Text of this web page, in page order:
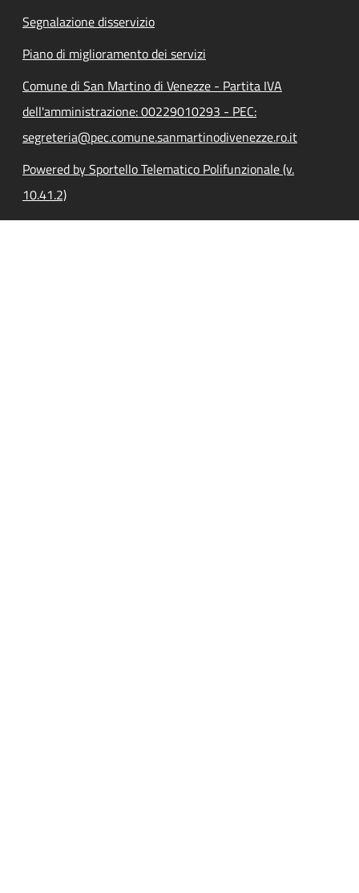
Segnalazione disservizio
Piano di miglioramento dei servizi
Comune di San Martino di Venezze - Partita IVA
dell'amministrazione: 00229010293 - PEC:
segreteria@pec.comune.sanmartinodivenezze.ro.it
Powered by Sportello Telematico Polifunzionale (v.
10.41.2)